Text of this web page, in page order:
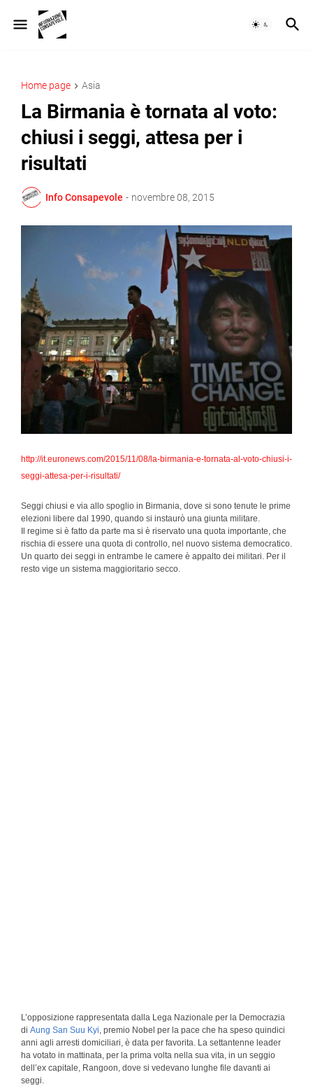
Home page Asia
La Birmania è tornata al voto:
chiusi i seggi, attesa per i
risultati
Info Consapevole - novembre 08, 2015
http://it.euronews.com/2015/11/08/la-birmania-e-tornata-al-voto-chiusi-i-
seggi-attesa-per-i-risultati/
Seggi chiusi e via allo spoglio in Birmania, dove si sono tenute le prime
elezioni libere dal 1990, quando si instaurò una giunta militare.
Il regime si è fatto da parte ma si è riservato una quota importante, che
rischia di essere una quota di controllo, nel nuovo sistema democratico.
Un quarto dei seggi in entrambe le camere è appalto dei militari. Per il
resto vige un sistema maggioritario secco.
L’opposizione rappresentata dalla Lega Nazionale per la Democrazia
di Aung San Suu Kyi , premio Nobel per la pace che ha speso quindici
anni agli arresti domiciliari, è data per favorita. La settantenne leader
ha votato in mattinata, per la prima volta nella sua vita, in un seggio
dell’ex capitale, Rangoon, dove si vedevano lunghe file davanti ai
seggi.